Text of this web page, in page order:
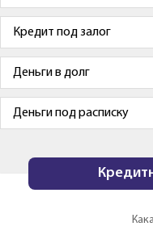
Кредит под залог
Деньги в долг
Деньги под расписку